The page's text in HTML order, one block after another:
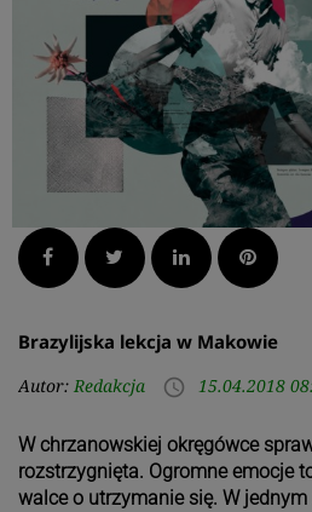
Facebook Twitter LinkedIn
Brazylijska lekcja w Makowie
Autor: Redakcja access_time 15.04.2018
W chrzanowskiej okręgówce
rozstrzygnięta. Ogromne emocje
walce o utrzymanie się. W